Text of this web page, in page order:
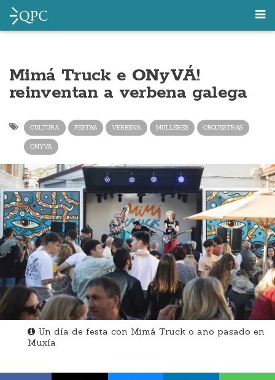
Mimá Truck e ONyVÁ!
reinventan a verbena galega
CULTURA FESTAS VERBENA MULLERES ORQUESTRAS
ONYVA
Un día de festa con Mimá Truck o ano pasado en
Muxía